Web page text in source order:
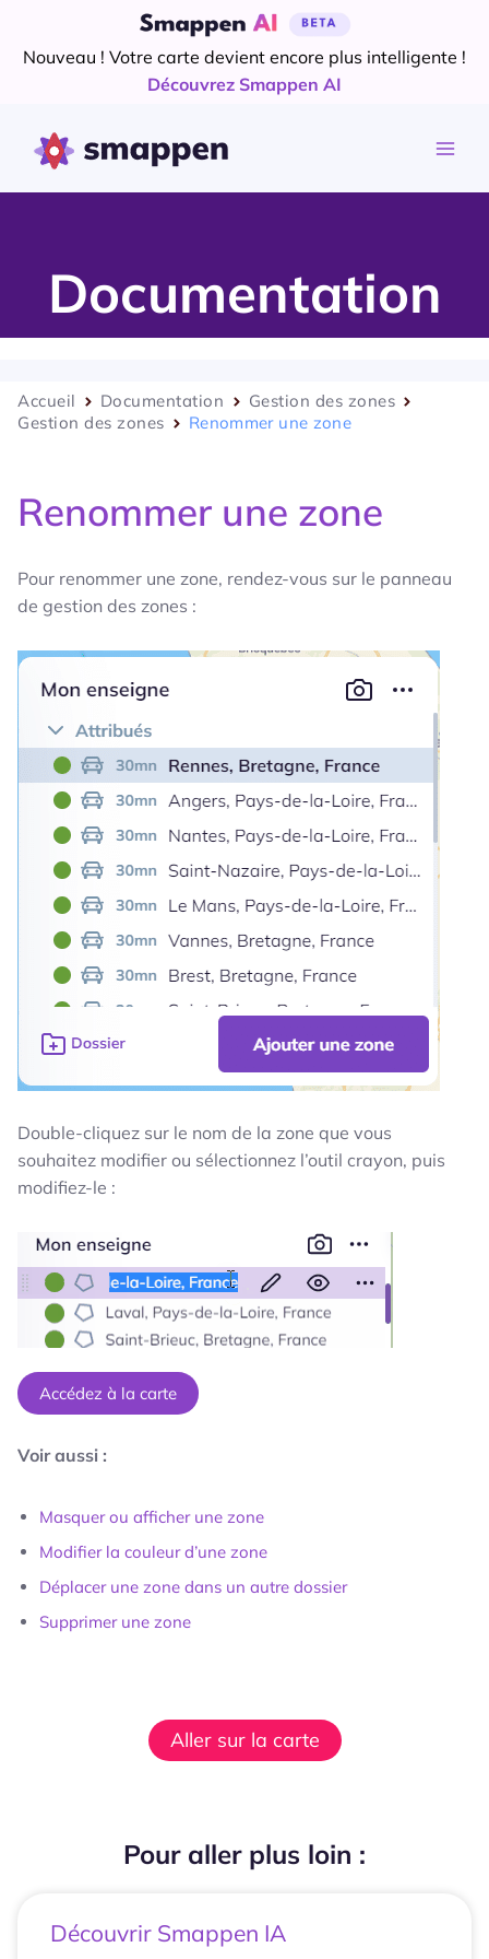
Nouveau ! Votre carte devient encore plus intelligente !
Découvrez Smappen AI
contenu
Documentation
Accueil Documentation
Gestion des zones
Gestion des zones
Renommer une zone
Renommer une zone
Pour renommer une zone, rendez-vous sur le panneau
de gestion des zones :
Double-cliquez sur le nom de la zone que vous
souhaitez modifier ou sélectionnez l’outil crayon, puis
modifiez-le :
Accédez à la carte
Voir aussi :
Masquer ou afficher une zone
Modifier la couleur d’une zone
Déplacer une zone dans un autre dossier
Supprimer une zone
Aller sur la carte
Pour aller plus loin :
Découvrir Smappen IA